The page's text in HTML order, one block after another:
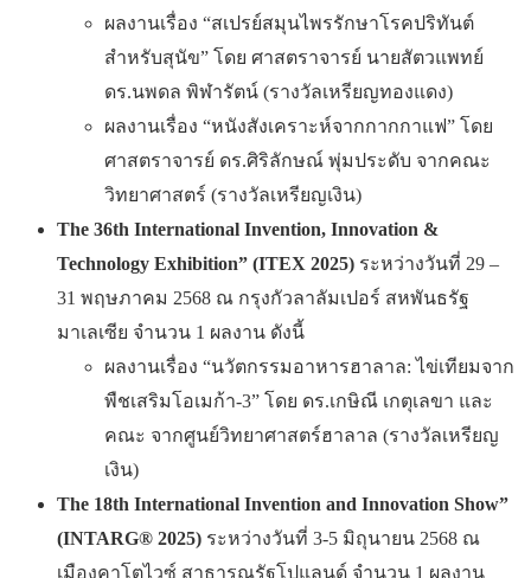
ผลงานเรื่อง “สเปรย์สมุนไพรรักษาโรคปริทันต์
สำหรับสุนัข” โดย ศาสตราจารย์ นายสัตวแพทย์
ดร.นพดล พิฬารัตน์ (รางวัลเหรียญทองแดง)
ผลงานเรื่อง “หนังสังเคราะห์จากกากกาแฟ” โดย
ศาสตราจารย์ ดร.ศิริลักษณ์ พุ่มประดับ จากคณะ
วิทยาศาสตร์ (รางวัลเหรียญเงิน)
The 36th International Invention, Innovation &
Technology Exhibition” (ITEX 2025) ระหว่างวันที่ 29 –
31 พฤษภาคม 2568 ณ กรุงกัวลาลัมเปอร์ สหพันธรัฐ
มาเลเซีย จำนวน 1 ผลงาน ดังนี้
ผลงานเรื่อง “นวัตกรรมอาหารฮาลาล: ไข่เทียมจาก
พืชเสริมโอเมก้า-3” โดย ดร.เกษิณี เกตุเลขา และ
คณะ จากศูนย์วิทยาศาสตร์ฮาลาล (รางวัลเหรียญ
เงิน)
The 18th International Invention and Innovation Show”
(INTARG® 2025) ระหว่างวันที่ 3-5 มิถุนายน 2568 ณ
เมืองคาโตไวซ์ สาธารณรัฐโปแลนด์ จำนวน 1 ผลงาน